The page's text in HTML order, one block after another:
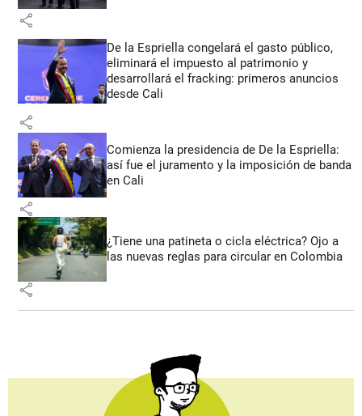
share
De la Espriella congelará el gasto público,
eliminará el impuesto al patrimonio y
desarrollará el fracking: primeros anuncios
desde Cali
share
Comienza la presidencia de De la Espriella:
así fue el juramento y la imposición de banda
en Cali
share
¿Tiene una patineta o cicla eléctrica? Ojo a
las nuevas reglas para circular en Colombia
share